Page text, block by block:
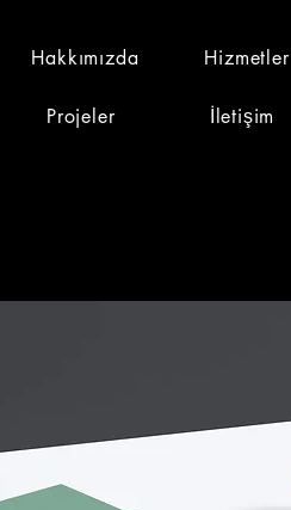
Hakkımızda Hizmetler
Projeler İletişim